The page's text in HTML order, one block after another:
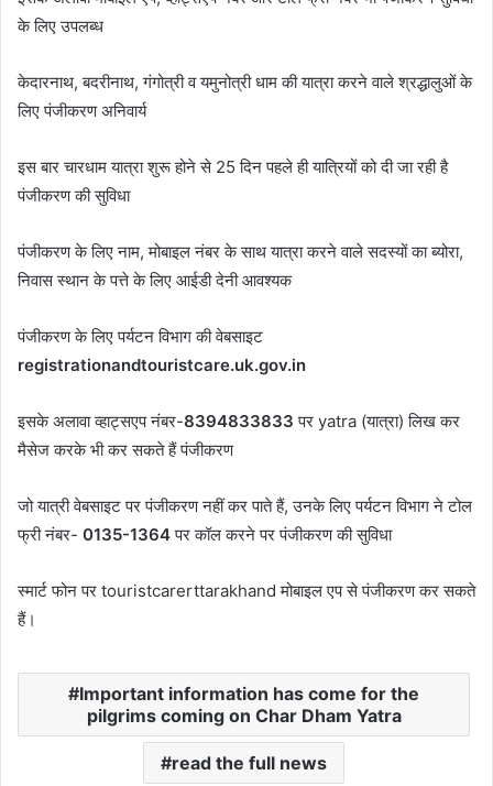
के लिए उपलब्ध
केदारनाथ, बदरीनाथ, गंगोत्री व यमुनोत्री धाम की यात्रा करने वाले श्रद्धालुओं के
लिए पंजीकरण अनिवार्य
इस बार चारधाम यात्रा शुरू होने से 25 दिन पहले ही यात्रियों को दी जा रही है
पंजीकरण की सुविधा
पंजीकरण के लिए नाम, मोबाइल नंबर के साथ यात्रा करने वाले सदस्यों का ब्योरा,
निवास स्थान के पत्ते के लिए आईडी देनी आवश्यक
पंजीकरण के लिए पर्यटन विभाग की वेबसाइट
registrationandtouristcare.uk.gov.in
इसके अलावा व्हाट्सएप नंबर-8394833833 पर yatra (यात्रा) लिख कर
मैसेज करके भी कर सकते हैं पंजीकरण
जो यात्री वेबसाइट पर पंजीकरण नहीं कर पाते हैं, उनके लिए पर्यटन विभाग ने टोल
फ्री नंबर- 0135-1364पर कॉल करने पर पंजीकरण की सुविधा
स्मार्ट फोन पर touristcarerttarakhand मोबाइल एप से पंजीकरण कर सकते
हैं।
Important information has come for the
pilgrims coming on Char Dham Yatra
read the full news